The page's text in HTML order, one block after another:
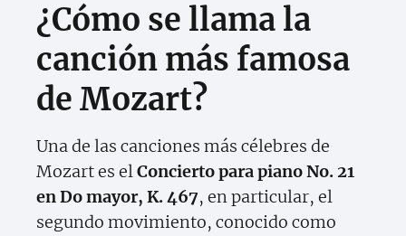
¿Cómo se llama la
canción más famosa
de Mozart?
Una de las canciones más célebres de
Mozart es elConcierto para piano No. 21
en Do mayor, K. 467, en particular, el
segundo movimiento, conocido como